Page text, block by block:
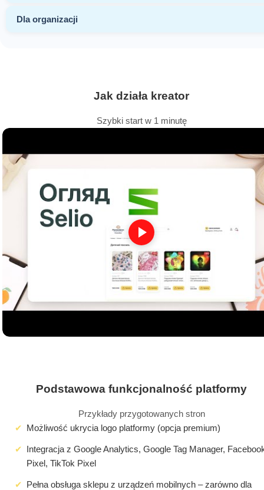
Dla organizacji
Jak działa kreator
Szybki start w 1 minutę
Podstawowa funkcjonalność platformy
Przykłady przygotowanych stron
Możliwość ukrycia logo platformy (opcja premium)
Integracja z Google Analytics, Google Tag Manager,
Pixel, TikTok Pixel
Pełna obsługa sklepu z urządzeń mobilnych – zarówno dla